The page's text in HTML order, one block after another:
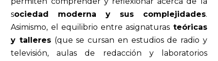
sociedad moderna y sus complejidades.
Asimismo, el equilibrio entre asignaturas teóricas
y talleres (que se cursan en estudios de radio y
televisión, aulas de redacción y laboratorios